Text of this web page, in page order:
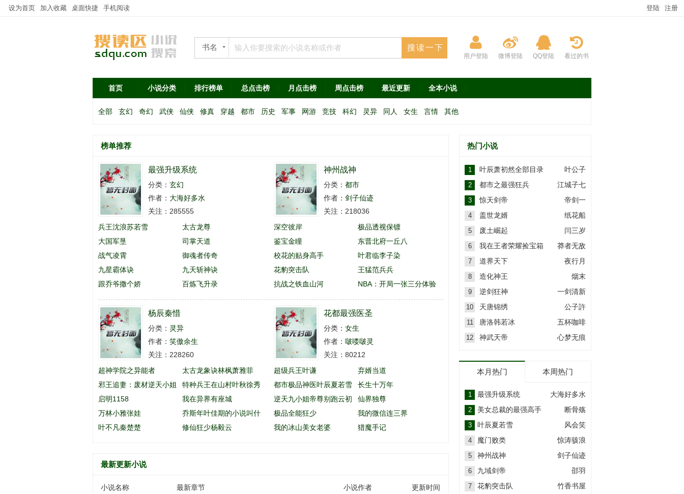
设为首页 加入收藏 桌面快捷 手机阅读 登陆 注册
书名
看过的书
QQ登陆
微博登陆
用户登陆
首页 小说分类 排行榜单 总点击榜 月点击榜 周点击榜 最近更新 全本小说
全部 玄幻 奇幻 武侠 仙侠 修真 穿越 都市 历史 军事 网游 竞技 科幻 灵异 同人 女生 言情 其他
榜单推荐
最强升级系统
分类： 玄幻
作者： 大海好多水
关注：285555
兵王沈浪苏若雪
太古龙尊
大国军垦
司掌天道
战气凌霄
御魂者传奇
九星霸体诀
九天斩神诀
跟乔爷撒个娇
百炼飞升录
神州战神
分类： 都市
作者： 剑子仙迹
关注：218036
深空彼岸
极品透视保镖
鉴宝金瞳
东晋北府一丘八
校花的贴身高手
叶君临李子染
花豹突击队
王猛范兵兵
抗战之铁血山河
NBA：开局一张三分体验
卡
杨辰秦惜
分类： 灵异
作者： 笑傲余生
关注：228260
超神学院之异能者
太古龙象诀林枫萧雅菲
邪王追妻：废材逆天小姐
特种兵王在山村叶秋徐秀
英
启明1158
我在异界有座城
万林小雅张娃
乔斯年叶佳期的小说叫什
么名字
叶不凡秦楚楚 修仙狂少杨毅云
花都最强医圣
分类： 女生
作者： 啵喽啵灵
关注：80212
超级兵王叶谦
弃婿当道
都市极品神医叶辰夏若雪
孙怡
长生十万年
逆天九小姐帝尊别跑云初
玖
仙界独尊
极品全能狂少
我的微信连三界
我的冰山美女老婆
猎魔手记
最新更新小说
小说名称 最新章节 小说作者 更新时间
热门小说
1 叶公子
叶辰萧初然全部目录
2 江城子七
都市之最强狂兵
3 帝剑一
惊天剑帝
4 纸花船
盖世龙婿
5 闫三岁
废土崛起
6 莽者无敌
我在王者荣耀捡宝箱
7 夜行月
道界天下
8 烟末
造化神王
9 一剑清新
逆剑狂神
10 公子許
天唐锦绣
11 五杯咖啡
唐洛韩若冰
12 心梦无痕
神武天帝
本月热门 本周热门
1 大海好多水
最强升级系统
2 断骨殇
美女总裁的最强高手
3 风会笑
叶辰夏若雪
4 惊涛骇浪
魔门败类
5 剑子仙迹
神州战神
6 邵羽
九域剑帝
7 竹香书屋
花豹突击队